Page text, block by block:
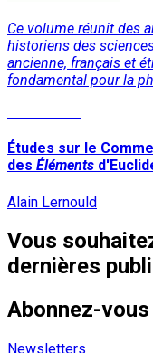
Ce volume réunit des
historiens des
ancienne, français et
fondamental pour la
Études sur le
des Éléments
Alain Lernould
Vous
dernières
Abonnez-
Newsletters